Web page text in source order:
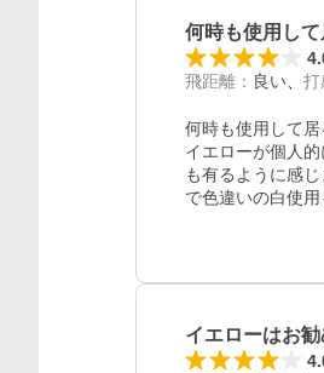
何時も使用し
飛距離 ： 良い 打
何時も使用して
イエローが個人
も有るように感
で色違いの白使用
イエローはお